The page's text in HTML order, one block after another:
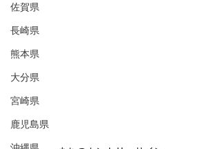
佐賀県
長崎県
熊本県
大分県
宮崎県
鹿児島県